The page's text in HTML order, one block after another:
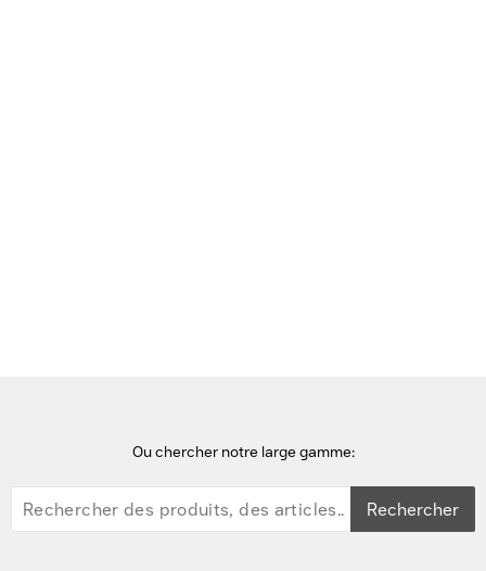
Ou chercher notre large gamme:
Rechercher